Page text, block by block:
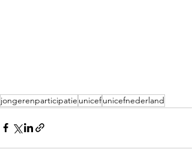
jongerenparticipatie unicefunicefnederland